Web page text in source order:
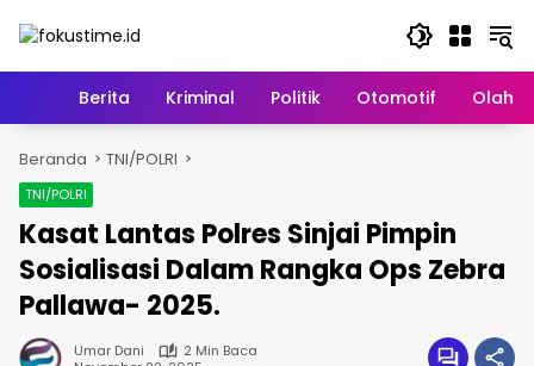
HomeBerita Kriminal Politik Otomotif
Beranda TNI/POLRI
TNI/POLRI
Kasat Lantas Polres Sinjai Pimpin
Sosialisasi Dalam Rangka Ops Zebra
Pallawa- 2025.
Umar Dani
2 Min Baca